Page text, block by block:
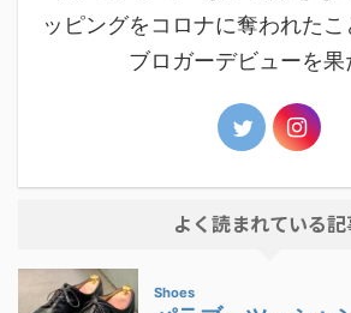
ッピングをコロナに奪われた
ブロガーデビューを果
よく読まれている